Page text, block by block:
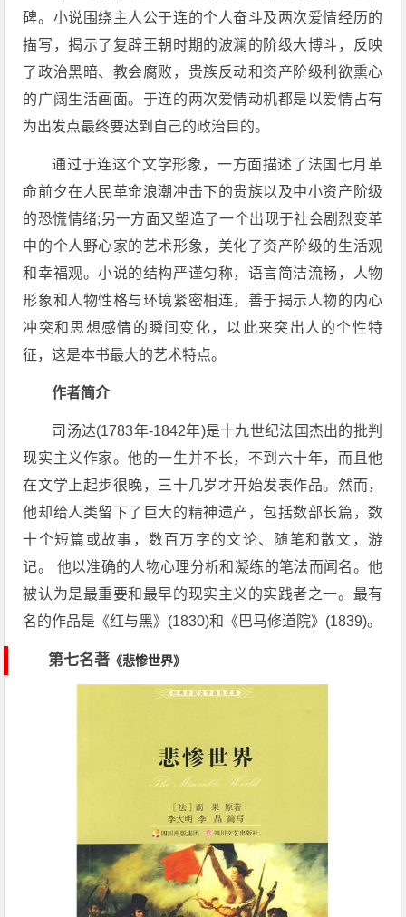
碑。小说围绕主人公于连的个人奋斗及两次爱情经历的
描写，揭示了复辟王朝时期的波澜的阶级大博斗，反映
了政治黑暗、教会腐败，贵族反动和资产阶级利欲熏心
的广阔生活画面。于连的两次爱情动机都是以爱情占有
为出发点最终要达到自己的政治目的。
通过于连这个文学形象，一方面描述了法国七月革
命前夕在人民革命浪潮冲击下的贵族以及中小资产阶级
的恐慌情绪;另一方面又塑造了一个出现于社会剧烈变革
中的个人野心家的艺术形象，美化了资产阶级的生活观
和幸福观。小说的结构严谨匀称，语言简洁流畅，人物
形象和人物性格与环境紧密相连，善于揭示人物的内心
冲突和思想感情的瞬间变化，以此来突出人的个性特
征，这是本书最大的艺术特点。
作者简介
司汤达(1783年-1842年)是十九世纪法国杰出的批判
现实主义作家。他的一生并不长，不到六十年，而且他
在文学上起步很晚，三十几岁才开始发表作品。然而，
他却给人类留下了巨大的精神遗产，包括数部长篇，数
十个短篇或故事，数百万字的文论、随笔和散文，游
记。 他以准确的人物心理分析和凝练的笔法而闻名。他
被认为是最重要和最早的现实主义的实践者之一。最有
名的作品是《红与黑》(1830)和《巴马修道院》(1839)。
第七名著 《悲惨世界》